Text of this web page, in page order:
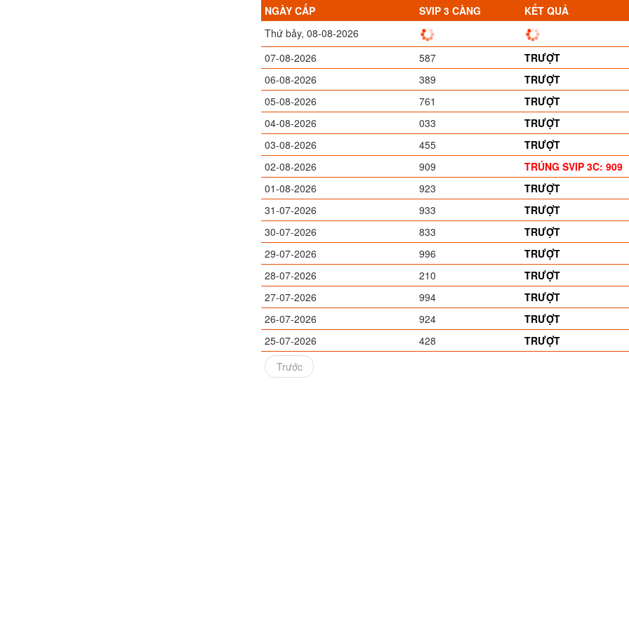
NGÀY CẤP SVIP 3 CÀNG
KẾT QUẢ
Thứ bảy, 08-08-2026
07-08-2026
587
TRƯỢT
06-08-2026
389
TRƯỢT
05-08-2026
761
TRƯỢT
04-08-2026
033
TRƯỢT
03-08-2026
455
TRƯỢT
02-08-2026
909
TRÚNG SVIP 3C: 909
01-08-2026
923
TRƯỢT
31-07-2026
933
TRƯỢT
30-07-2026
833
TRƯỢT
29-07-2026
996
TRƯỢT
28-07-2026
210
TRƯỢT
27-07-2026
994
TRƯỢT
26-07-2026
924
TRƯỢT
25-07-2026
428
TRƯỢT
Trước